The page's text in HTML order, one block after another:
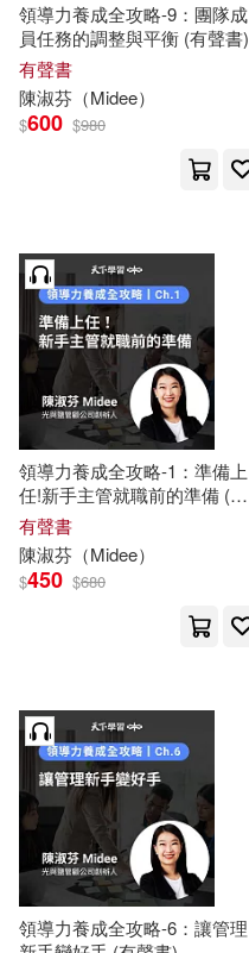
領導力養成全攻略-9：團隊成
員任務的調整與平衡 (有聲書)
有聲書
陳淑芬 （Midee）
$600 $980
領導力養成全攻略-1：準備上
任!新手主管就職前的準備 (有
聲書)
有聲書
陳淑芬 （Midee）
$450 $680
領導力養成全攻略-6：讓管理